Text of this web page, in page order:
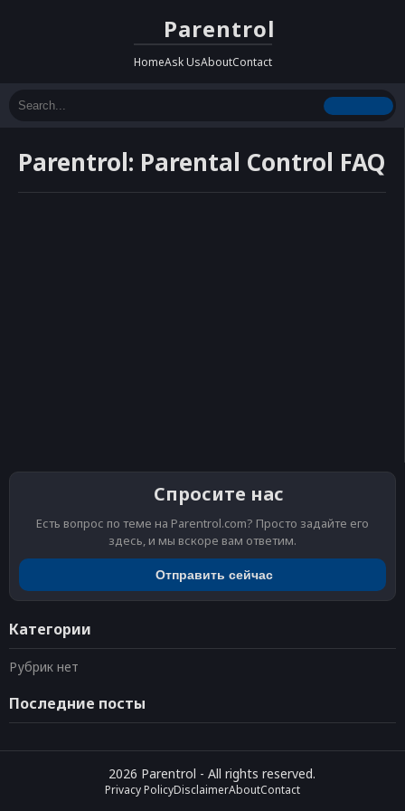
Parentrol
HomeAsk UsAboutContact
Parentrol: Parental Control FAQ
Спросите нас
Есть вопрос по теме на Parentrol.com? Просто задайте его
здесь, и мы вскоре вам ответим.
Отправить сейчас
Категории
Рубрик нет
Последние посты
2026 Parentrol - All rights reserved.
Privacy PolicyDisclaimerAboutContact